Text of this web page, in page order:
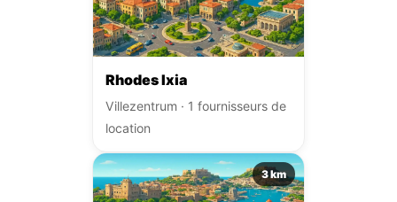
Rhodes Ixia
Villezentrum · 1 fournisseurs de
location
3 km